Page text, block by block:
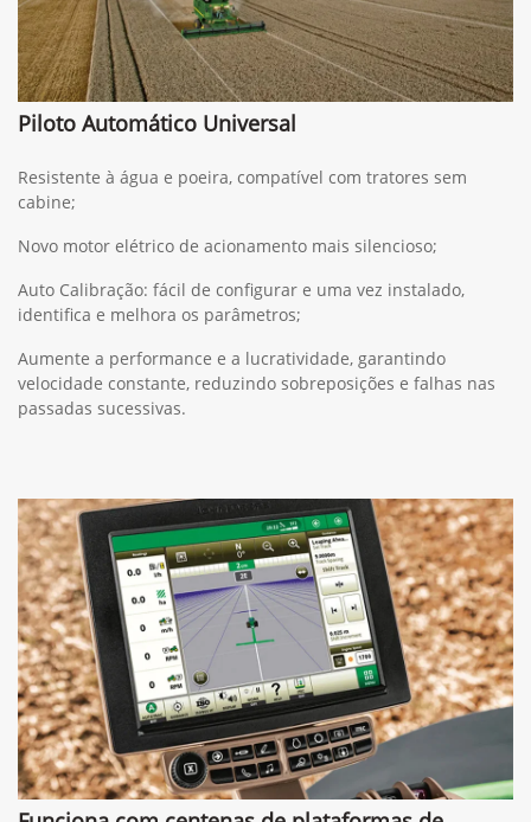
Piloto Automático Universal
Resistente à água e poeira, compatível com tratores sem
cabine;
Novo motor elétrico de acionamento mais silencioso;
Auto Calibração: fácil de configurar e uma vez instalado,
identifica e melhora os parâmetros;
Aumente a performance e a lucratividade, garantindo
velocidade constante, reduzindo sobreposições e falhas nas
passadas sucessivas.